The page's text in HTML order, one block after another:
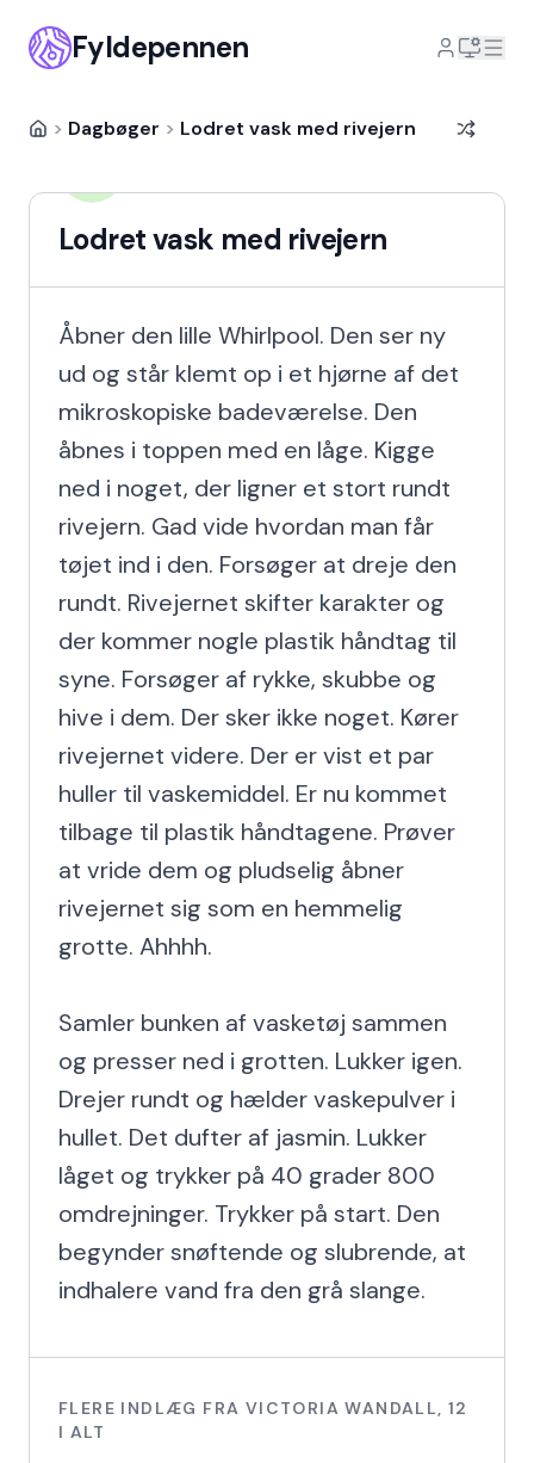
Fyldepennen
> Dagbøger > Lodret vask med rivejern
Lodret vask med rivejern
Åbner den lille Whirlpool. Den ser ny
ud og står klemt op i et hjørne af det
mikroskopiske badeværelse. Den
åbnes i toppen med en låge. Kigge
ned i noget, der ligner et stort rundt
rivejern. Gad vide hvordan man får
tøjet ind i den. Forsøger at dreje den
rundt. Rivejernet skifter karakter og
der kommer nogle plastik håndtag til
syne. Forsøger af rykke, skubbe og
hive i dem. Der sker ikke noget. Kører
rivejernet videre. Der er vist et par
huller til vaskemiddel. Er nu kommet
tilbage til plastik håndtagene. Prøver
at vride dem og pludselig åbner
rivejernet sig som en hemmelig
grotte. Ahhhh.
Samler bunken af vasketøj sammen
og presser ned i grotten. Lukker igen.
Drejer rundt og hælder vaskepulver i
hullet. Det dufter af jasmin. Lukker
låget og trykker på 40 grader 800
omdrejninger. Trykker på start. Den
begynder snøftende og slubrende, at
indhalere vand fra den grå slange.
FLERE INDLÆG FRA VICTORIA WANDALL,12
I ALT